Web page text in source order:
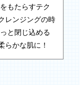
もたらすテク
レンジングの時
と閉じ込める
らかな肌に！